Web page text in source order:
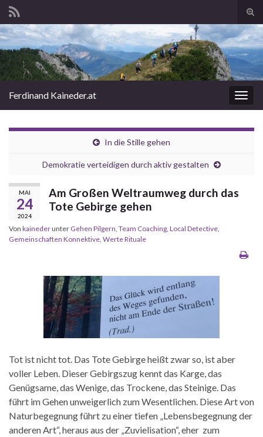
Search for:
Ferdinand Kaineder.at
In die Stille gehen
Demokratie verteidigen durch aktiv gestalten
MAI
24
2024
Am Großen Weltraumweg durch das
Tote Gebirge gehen
Von kainederunter Gehen Pilgern Team Coaching Local Detective
Gemeinschaften Konnektive Werte Rituale
Tot ist nicht tot. Das Tote Gebirge heißt zwar so, ist aber
voller Leben. Dieser Gebirgszug kennt das Karge, das
Genügsame, das Wenige, das Trockene, das Steinige. Das
führt im Gehen unweigerlich zum Wesentlichen. Diese Art von
Naturbegegnung führt zu einer tiefen „Lebensbegegnung der
anderen Art“, heraus aus der „Zuvielisation“, eher zum